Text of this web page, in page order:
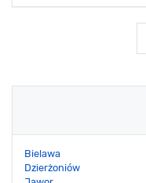
Bielawa
Dzierżoniów